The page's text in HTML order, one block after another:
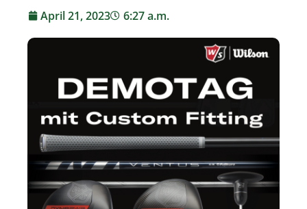
April 21, 2023 6:27 a.m.